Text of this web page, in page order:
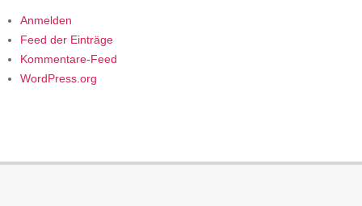
Anmelden
Feed der Einträge
Kommentare-Feed
WordPress.org